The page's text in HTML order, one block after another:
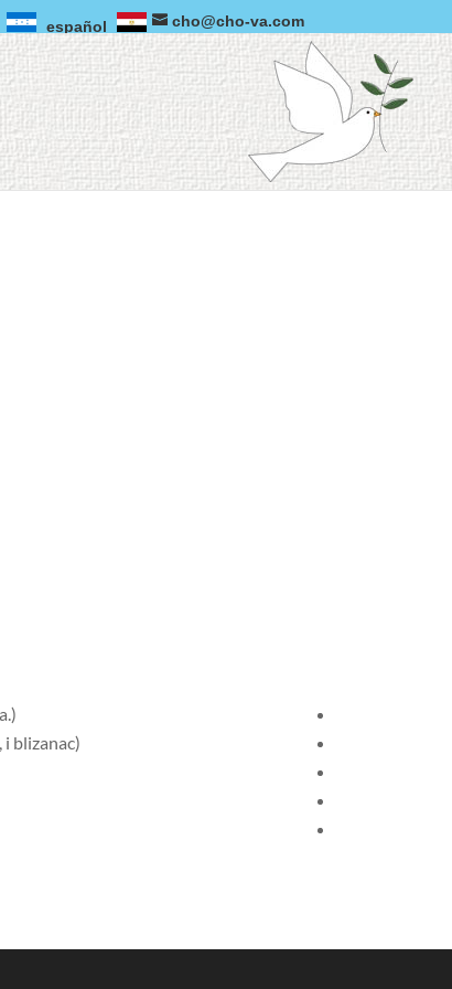
cho@cho-va.com
español